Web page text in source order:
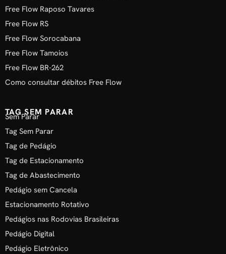
Free Flow Raposo Tavares
Free Flow RS
Free Flow Sorocabana
Free Flow Tamoios
Free Flow BR-262
Como consultar débitos Free Flow
TAG SEM PARAR
Sem Parar
Tag Sem Parar
Tag de Pedágio
Tag de Estacionamento
Tag de Abastecimento
Pedágio sem Cancela
Estacionamento Rotativo
Pedágios nas Rodovias Brasileiras
Pedágio Digital
Pedágio Eletrônico